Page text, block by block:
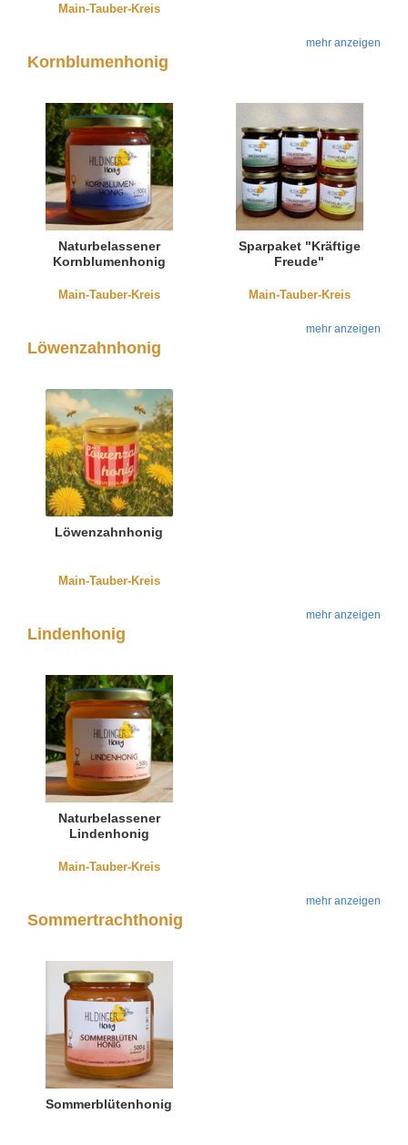
Main-Tauber-Kreis
mehr anzeigen
Kornblumenhonig
Naturbelassener
Kornblumenhonig
Main-Tauber-Kreis
Sparpaket "Kräftige
Freude"
Main-Tauber-Kreis
mehr anzeigen
Löwenzahnhonig
Löwenzahnhonig
Main-Tauber-Kreis
mehr anzeigen
Lindenhonig
Naturbelassener
Lindenhonig
Main-Tauber-Kreis
mehr anzeigen
Sommertrachthonig
Sommerblütenhonig